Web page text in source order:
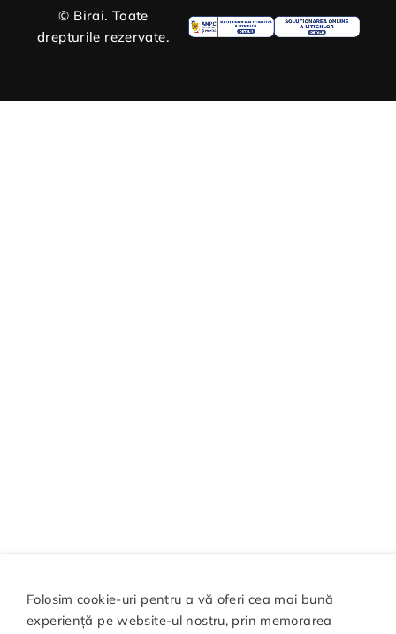
© Birai. Toate
drepturile rezervate.
Folosim cookie-uri pentru a vă oferi cea mai bună
experiență pe website-ul nostru, prin memorarea